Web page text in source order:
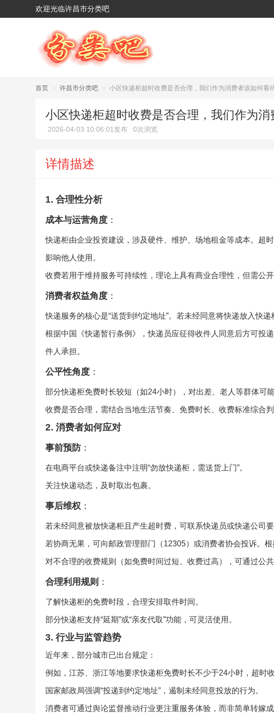
欢迎光临许昌市分类吧
首页 > 许昌市分类吧 > 小区快递柜超时收费是否合理，我们作为消费者该如何看
小区快递柜超时收费是否合理，我们作为消
2026-04-03 10:06:01发布 0次浏览
详情描述
1. 合理性分析
成本与运营角度 ：
快递柜由企业投资建设，涉及硬件、维护、场地租金等成本。超
影响他人使用。
收费若用于维持服务可持续性，理论上具有商业合理性，但需公开
消费者权益角度 ：
快递服务的核心是“送货到约定地址”。若未经同意将快递放入快
根据中国《快递暂行条例》，快递员应征得收件人同意后方可投
件人承担。
公平性角度 ：
部分快递柜免费时长较短（如24小时），对出差、老人等群体可能
收费是否合理，需结合当地生活节奏、免费时长、收费标准综合判
2. 消费者如何应对
事前预防：
在电商平台或快递备注中注明“勿放快递柜，需送货上门”。
关注快递动态，及时取出包裹。
事后维权 ：
若未经同意被放快递柜且产生超时费，可联系快递员或快递公司
若协商无果，可向邮政管理部门（12305）或消费者协会投诉。
对不合理的收费规则（如免费时间过短、收费过高），可通过公
合理利用规则 ：
了解快递柜的免费时段，合理安排取件时间。
部分快递柜支持“延期”或“亲友代取”功能，可灵活使用。
3. 行业与监管趋势
近年来，部分城市已出台规定：
例如，江苏、浙江等地要求快递柜免费时长不少于24小时，超时收
国家邮政局强调“投递到约定地址”，遏制未经同意投放的行为。
消费者可通过舆论监督推动行业更注重服务体验，而非简单转嫁成